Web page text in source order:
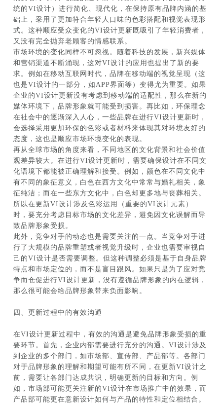
统的VI设计）进行简化、现代化，在保持原有品牌内涵的基
础上，采用了更加符合年轻人口味的色彩搭配和视觉表现形
式。这种顺应受众变化的VI设计更新既吸引了年轻消费者，
又没有完全抛弃老顾客的情感联系。
市场环境的变化同样不可忽视。随着科技的发展，新兴媒体
和营销渠道不断涌现，这对VI设计的应用也提出了新的要
求。例如在移动互联网时代，品牌在移动端的视觉呈现（这
也是VI设计的一部分，如APP界面等）变得尤为重要。如果
企业的VI设计更新没有考虑到移动端的适配性，那么在新的
媒体环境下，品牌形象就可能受到损害。再比如，环保理念
在社会中的逐渐深入人心，一些品牌在进行VI设计更新时，
会选择采用更加环保的色彩或者材料来体现其对环境友好的
态度，这也是顺应市场环境变化的表现。
再从全球市场的角度来看，不同地区的文化背景和社会价值
观差异较大。在进行VI设计更新时，需要确保设计在不同文
化语境下都能被正确理解和接受。例如，颜色在不同文化中
有不同的象征意义，白色在西方文化中常常与婚礼相关，象
征纯洁；而在一些东方文化中，白色却更多地与丧葬相关。
所以在更新VI设计涉及色彩运用（重要的VI设计元素）
时，要充分考虑目标市场的文化差异，避免因文化误解而导
致品牌形象受损。
此外，竞争对手的动态也是需要关注的一点。当竞争对手进
行了大规模的品牌重塑或者视觉升级时，企业也需要审视自
己的VI设计是否需要调整。但这种调整必须是基于自身品牌
特点和市场定位的，而不是盲目跟风。如果只是为了应对竞
争而仓促进行VI设计更新，没有遵循品牌形象的内在逻辑，
那么很可能会给品牌形象带来负面影响。
四、更新过程中的有效沟通
在VI设计更新过程中，有效的沟通是避免品牌形象受损的重
要环节。首先，企业内部需要进行充分的沟通。VI设计涉及
到企业的多个部门，如市场部、宣传部、产品部等。各部门
对于品牌形象的理解和期望可能有所不同，在更新VI设计之
前，需要让各部门达成共识，明确更新的目标和方向。例
如，市场部可能更关注新的VI设计在市场推广中的效果，而
产品部可能更在意新设计如何与产品的特性和定位相结合。